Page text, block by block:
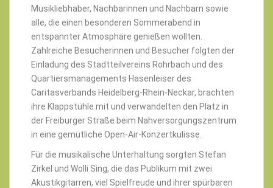
Musikliebhaber, Nachbarinnen und Nachbarn sowie
alle, die einen besonderen Sommerabend in
entspannter Atmosphäre genießen wollten.
Zahlreiche Besucherinnen und Besucher folgten der
Einladung des Stadtteilvereins Rohrbach und des
Quartiersmanagements Hasenleiser des
Caritasverbands Heidelberg-Rhein-Neckar, brachten
ihre Klappstühle mit und verwandelten den Platz in
der Freiburger Straße beim Nahversorgungszentrum
in eine gemütliche Open-Air-Konzertkulisse.
Für die musikalische Unterhaltung sorgten Stefan
Zirkel und Wolli Sing, die das Publikum mit zwei
Akustikgitarren, viel Spielfreude und ihrer spürbaren